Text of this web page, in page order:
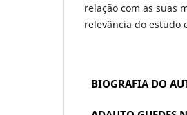
relação com as suas
relevância do estudo
BIOGRAFIA DO